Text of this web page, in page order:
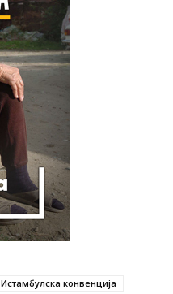
Истамбулска конвенција